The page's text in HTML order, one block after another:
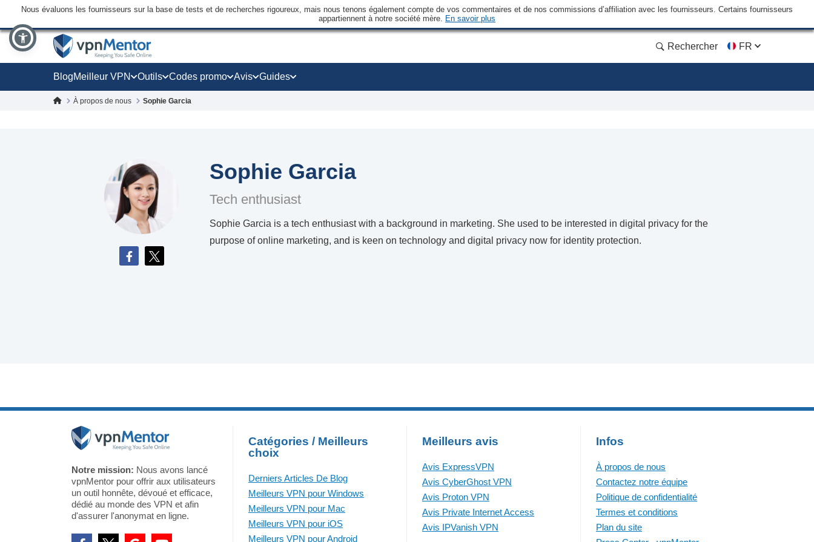
Nous évaluons les fournisseurs sur la base de tests et de recherches rigoureux, mais nous tenons également compte de vos commentaires et de nos commissions d’affiliation avec les fournisseurs. Certains fournisseurs
appartiennent à notre société mère. En savoir plus
Rechercher FR
BlogMeilleur VPN Outils Codes promo Avis Guides
À propos de nous Sophie Garcia
Sophie Garcia
Tech enthusiast
Sophie Garcia is a tech enthusiast with a background in marketing. She used to be interested in digital privacy for the
purpose of online marketing, and is keen on technology and digital privacy now for identity protection.
Notre mission: Nous avons lancé
vpnMentor pour offrir aux utilisateurs
un outil honnête, dévoué et efficace,
dédié au monde des VPN et afin
d'assurer l'anonymat en ligne.
Catégories / Meilleurs
choix
Derniers Articles De Blog
Meilleurs VPN pour Windows
Meilleurs VPN pour Mac
Meilleurs VPN pour iOS
Meilleurs VPN pour Android
Meilleurs avis
Avis ExpressVPN
Avis CyberGhost VPN
Avis Proton VPN
Avis Private Internet Access
Avis IPVanish VPN
Infos
À propos de nous
Contactez notre équipe
Politique de confidentialité
Termes et conditions
Plan du site